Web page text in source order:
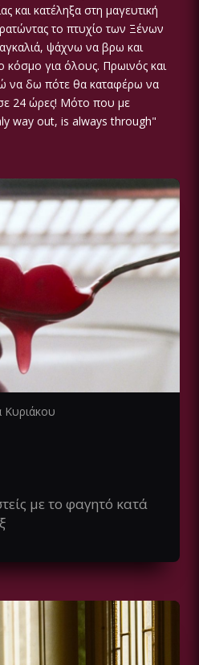
και κατέληξα στη μαγευτική
το πτυχίο των Ξένων
ψάχνω να βρω και
κόσμο για όλους. Πρωινός και
να δω πότε θα καταφέρω να
24 ώρες! Μότο που με
way out, is always through"
Κυριάκου
με το φαγητό κατά